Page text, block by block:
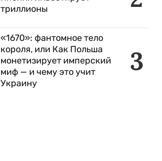
триллионы
3
«1670»: фантомное тело
короля, или Как Польша
монетизирует имперский
миф — и чему это учит
Украину